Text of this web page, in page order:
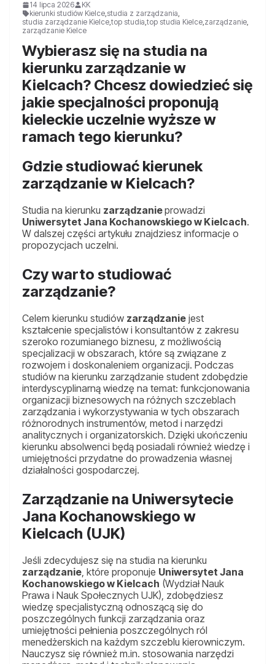
14 lipca 2026
KK
kierunki studiów Kielce,studia z zarządzania,
studia zarządzanie Kielce,top studia,top studia Kielce,zarządzanie,
zarządzanie Kielce
Wybierasz się na studia na
kierunku zarządzanie w
Kielcach? Chcesz dowiedzieć się
jakie specjalności proponują
kieleckie uczelnie wyższe w
ramach tego kierunku?
Gdzie studiować kierunek
zarządzanie w Kielcach?
Studia na kierunku zarządzanieprowadzi
Uniwersytet Jana Kochanowskiego w Kielcach.
W dalszej części artykułu znajdziesz informacje o
propozycjach uczelni.
Czy warto studiować
zarządzanie?
Celem kierunku studiów zarządzanie jest
kształcenie specjalistów i konsultantów z zakresu
szeroko rozumianego biznesu, z możliwością
specjalizacji w obszarach, które są związane z
rozwojem i doskonaleniem organizacji. Podczas
studiów na kierunku zarządzanie student zdobędzie
interdyscyplinarną wiedzę na temat: funkcjonowania
organizacji biznesowych na różnych szczeblach
zarządzania i wykorzystywania w tych obszarach
różnorodnych instrumentów, metod i narzędzi
analitycznych i organizatorskich. Dzięki ukończeniu
kierunku absolwenci będą posiadali również wiedzę i
umiejętności przydatne do prowadzenia własnej
działalności gospodarczej.
Zarządzanie na Uniwersytecie
Jana Kochanowskiego w
Kielcach (UJK)
Jeśli zdecydujesz się na studia na kierunku
zarządzanie, które proponuje Uniwersytet Jana
Kochanowskiego w Kielcach (Wydział Nauk
Prawa i Nauk Społecznych UJK), zdobędziesz
wiedzę specjalistyczną odnoszącą się do
poszczególnych funkcji zarządzania oraz
umiejętności pełnienia poszczególnych ról
menedżerskich na każdym szczeblu kierowniczym.
Nauczysz się również m.in. stosowania narzędzi